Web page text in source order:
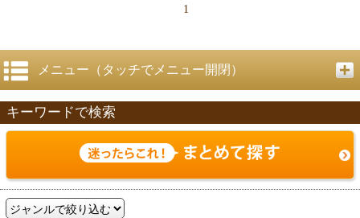
1
メニュー（タッチでメニュー開閉）
キーワードで検索